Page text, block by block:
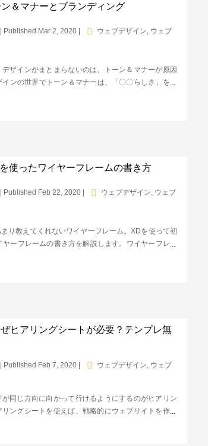
＆マナーとブランディング
Published Mar 2, 2020 | ウェブデザイン ウェブ
ザインがまとまらないのは、トーン＆マナーが原因
ンの世界でトーン＆マナーは、「〇〇らしさ」を表
ブランディングにも必要な観点です。スクールでは
ないトーン＆マナーを使ったデザインの組み立て方
使ったワイヤーフレームの書き方
Published Feb 22, 2020 ウェブデザイン, ウェブ
り教えてくれないワイヤーフレーム。XDを使って初
ーフレームの書き方を解説します。ワイヤーフレー
のようなもの。フォントを決めたり、コンテンツの
ユーザーの導線を設計するために重要なステップで
ヒアリングシートが必要？テンプレ無
Published Feb 7, 2020 ウェブデザイン, ウェブ
同じ方向に向かって行けるようにするのがヒアリン
ングシートを使えば、戦略的にウェブサイトを作っ
減にも繋がります。この記事では、無料配布のテン
とをヒアリングシートで聞き出せばいいのかを解説